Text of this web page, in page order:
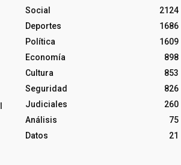
Social
2124
Deportes
1686
Política
1609
Economía
898
Cultura
853
Seguridad
826
Judiciales
260
Análisis
75
Datos
21